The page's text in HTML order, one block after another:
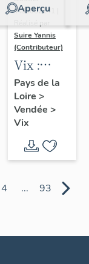
Aperçu
IA85002141 |
Suire Yannis
(Contributeur)
Vix :
présentation
de la
commune
Pays de la
Loire >
Vendée >
Vix
4 ... 93